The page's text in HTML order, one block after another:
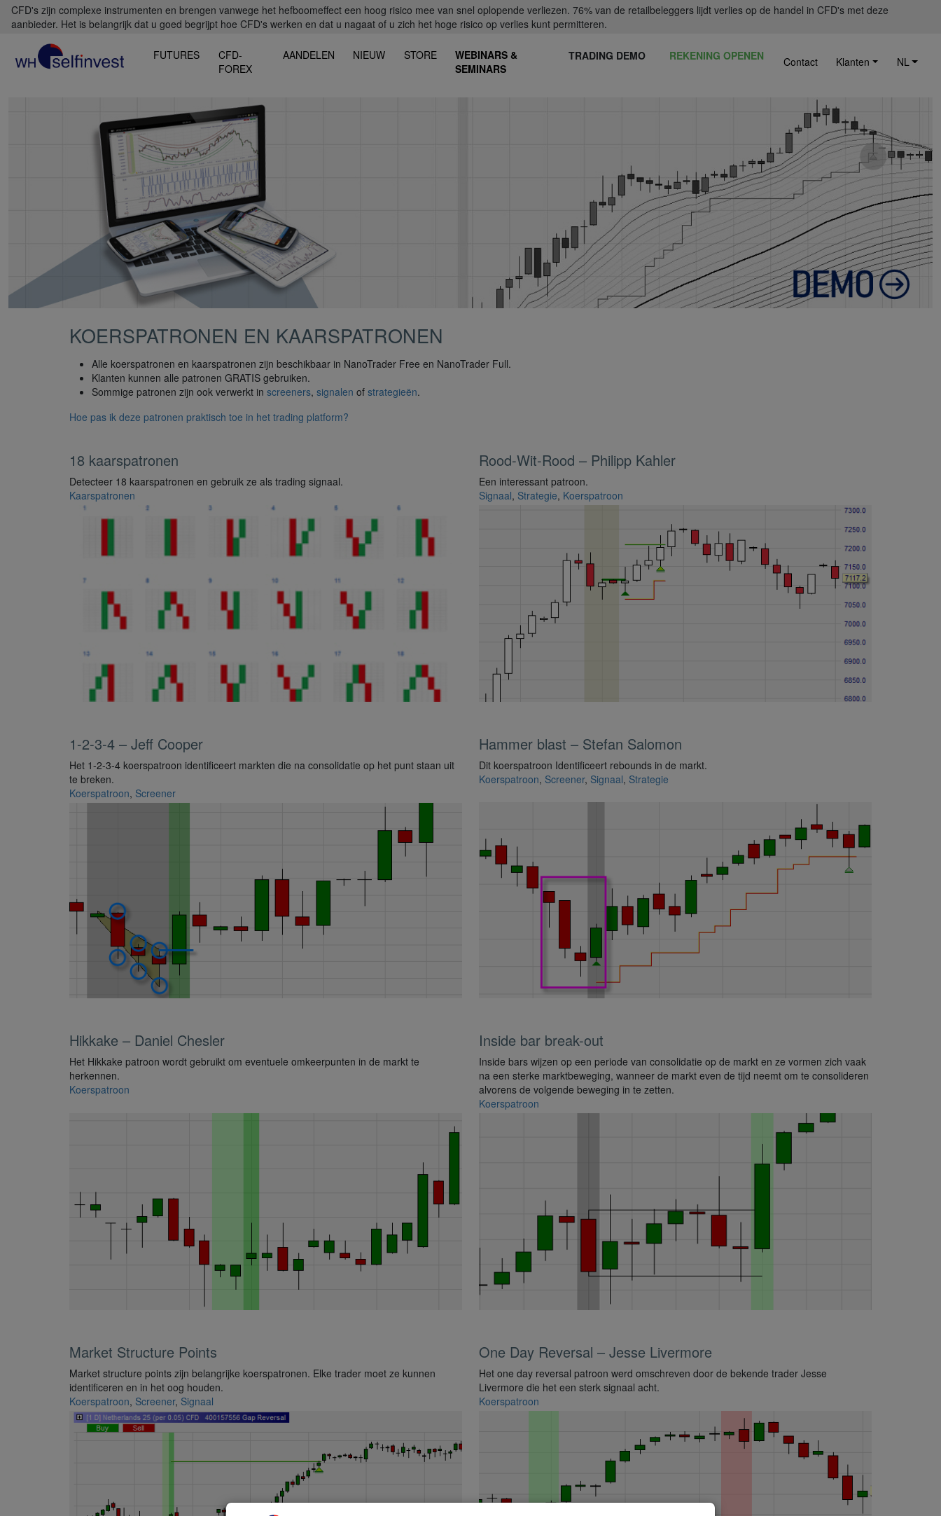
CFD's zijn complexe instrumenten en brengen vanwege het hefboomeffect een hoog risico mee van snel oplopende verliezen. 76% van de retailbeleggers lijdt verlies op de handel in CFD's met deze
aanbieder. Het is belangrijk dat u goed begrijpt hoe CFD's werken en dat u nagaat of u zich het hoge risico op verlies kunt permitteren.
FUTURES
CFD-
FOREX
AANDELEN NIEUW STORE
WEBINARS &
SEMINARS
TRADING DEMO REKENING OPENEN Contact Klanten NL
KOERSPATRONEN EN KAARSPATRONEN
Alle koerspatronen en kaarspatronen zijn beschikbaar in NanoTrader Free en NanoTrader Full.
Klanten kunnen alle patronen GRATIS gebruiken.
Sommige patronen zijn ook verwerkt in screeners, signalen of strategieën.
Hoe pas ik deze patronen praktisch toe in het trading platform?
18 kaarspatronen
Detecteer 18 kaarspatronen en gebruik ze als trading signaal.
Kaarspatronen
Rood-Wit-Rood – Philipp Kahler
Een interessant patroon.
Signaal, Strategie, Koerspatroon
1-2-3-4 – Jeff Cooper
Het 1-2-3-4 koerspatroon identificeert markten die na consolidatie op het punt staan uit
te breken.
Koerspatroon, Screener
Hammer blast – Stefan Salomon
Dit koerspatroon Identificeert rebounds in de markt.
Koerspatroon, Screener, Signaal, Strategie
Hikkake – Daniel Chesler
Het Hikkake patroon wordt gebruikt om eventuele omkeerpunten in de markt te
herkennen.
Koerspatroon
Inside bar break-out
Inside bars wijzen op een periode van consolidatie op de markt en ze vormen zich vaak
na een sterke marktbeweging, wanneer de markt even de tijd neemt om te consolideren
alvorens de volgende beweging in te zetten.
Koerspatroon
Market Structure Points
Market structure points zijn belangrijke koerspatronen. Elke trader moet ze kunnen
identificeren en in het oog houden.
Koerspatroon, Screener, Signaal
One Day Reversal – Jesse Livermore
Het one day reversal patroon werd omschreven door de bekende trader Jesse
Livermore die het een sterk signaal acht.
Koerspatroon